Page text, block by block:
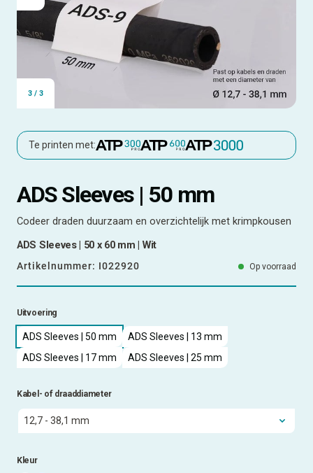
3 / 3
Te printen met:
ADS Sleeves | 50 mm
Codeer draden duurzaam en overzichtelijk met krimpkousen
ADS Sleeves | 50 x 60 mm | Wit
Artikelnummer: I022920 Op voorraad
Uitvoering
ADS Sleeves | 50 mm
ADS Sleeves | 13 mm
ADS Sleeves | 17 mm
ADS Sleeves | 25 mm
Kabel- of draaddiameter
Kleur